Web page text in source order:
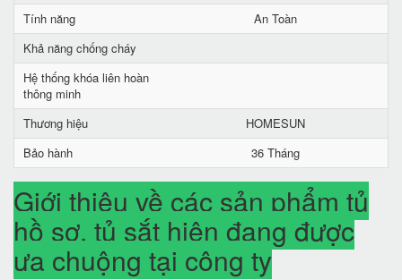
Tính năng
An Toàn
Khả năng chống cháy
Hệ thống khóa liên hoàn
thông minh
Thương hiệu
HOMESUN
Bảo hành
36 Tháng
Giới thiệu về các sản phẩm tủ
hồ sơ, tủ sắt hiện đang được
ưa chuộng tại công ty